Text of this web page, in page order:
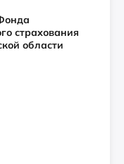
страхования
области